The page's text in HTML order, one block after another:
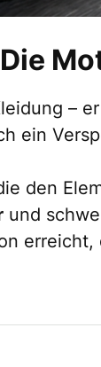
–
ein
den
und